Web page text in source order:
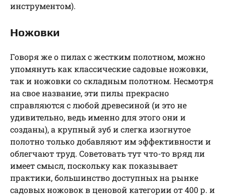
инструментом).
Ножовки
Говоря же о пилах с жестким полотном, можно
упомянуть как классические садовые ножовки,
так и ножовки со складным полотном. Несмотря
на свое название, эти пилы прекрасно
справляются с любой древесиной (и это не
удивительно, ведь именно для этого они и
созданы), а крупный зуб и слегка изогнутое
полотно только добавляют им эффективности и
облегчают труд. Советовать тут что-то вряд ли
имеет смысл, поскольку как показывает
практики, большинство доступных на рынке
садовых ножовок в ценовой категории от 400 р. и